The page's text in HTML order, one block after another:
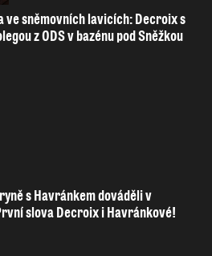
ve sněmovních lavicích: Decroix s
z ODS v bazénu pod Sněžkou
s Havránkem dováděli v
slova Decroix i Havránkové!